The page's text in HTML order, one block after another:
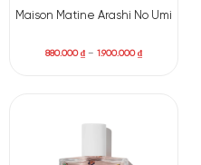
Maison Matine Arashi No Umi
880.000₫ –1.900.000₫